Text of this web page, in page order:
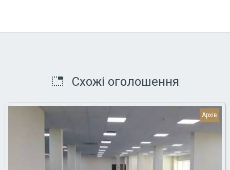
Схожі оголошення